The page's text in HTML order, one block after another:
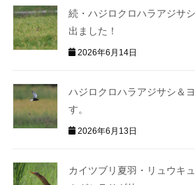
続・ハジロクロハラアジサ
出ました！
2026年6月14日
ハジロクロハラアジサシ＆
す。
2026年6月13日
カイツブリ夏羽・リュウキ